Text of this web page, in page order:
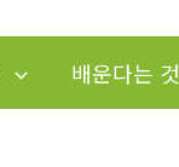
배운다는 것